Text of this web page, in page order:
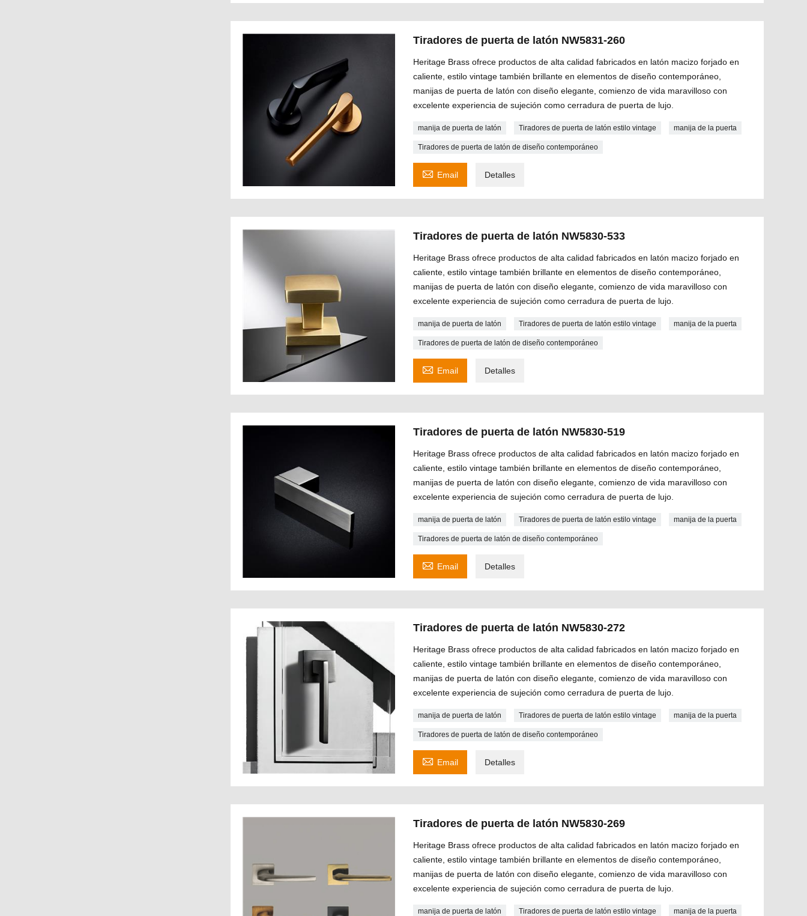
Tiradores de puerta de latón NW5831-260
Heritage Brass ofrece productos de alta calidad fabricados en latón macizo forjado en
caliente, estilo vintage también brillante en elementos de diseño contemporáneo,
manijas de puerta de latón con diseño elegante, comienzo de vida maravilloso con
excelente experiencia de sujeción como cerradura de puerta de lujo.
manija de puerta de latón Tiradores de puerta de latón estilo vintage manija de la puerta
Tiradores de puerta de latón de diseño contemporáneo
 Email Detalles
Tiradores de puerta de latón NW5830-533
Heritage Brass ofrece productos de alta calidad fabricados en latón macizo forjado en
caliente, estilo vintage también brillante en elementos de diseño contemporáneo,
manijas de puerta de latón con diseño elegante, comienzo de vida maravilloso con
excelente experiencia de sujeción como cerradura de puerta de lujo.
manija de puerta de latón Tiradores de puerta de latón estilo vintage manija de la puerta
Tiradores de puerta de latón de diseño contemporáneo
 Email Detalles
Tiradores de puerta de latón NW5830-519
Heritage Brass ofrece productos de alta calidad fabricados en latón macizo forjado en
caliente, estilo vintage también brillante en elementos de diseño contemporáneo,
manijas de puerta de latón con diseño elegante, comienzo de vida maravilloso con
excelente experiencia de sujeción como cerradura de puerta de lujo.
manija de puerta de latón Tiradores de puerta de latón estilo vintage manija de la puerta
Tiradores de puerta de latón de diseño contemporáneo
 Email Detalles
Tiradores de puerta de latón NW5830-272
Heritage Brass ofrece productos de alta calidad fabricados en latón macizo forjado en
caliente, estilo vintage también brillante en elementos de diseño contemporáneo,
manijas de puerta de latón con diseño elegante, comienzo de vida maravilloso con
excelente experiencia de sujeción como cerradura de puerta de lujo.
manija de puerta de latón Tiradores de puerta de latón estilo vintage manija de la puerta
Tiradores de puerta de latón de diseño contemporáneo
 Email Detalles
Tiradores de puerta de latón NW5830-269
Heritage Brass ofrece productos de alta calidad fabricados en latón macizo forjado en
caliente, estilo vintage también brillante en elementos de diseño contemporáneo,
manijas de puerta de latón con diseño elegante, comienzo de vida maravilloso con
excelente experiencia de sujeción como cerradura de puerta de lujo.
manija de puerta de latón Tiradores de puerta de latón estilo vintage manija de la puerta